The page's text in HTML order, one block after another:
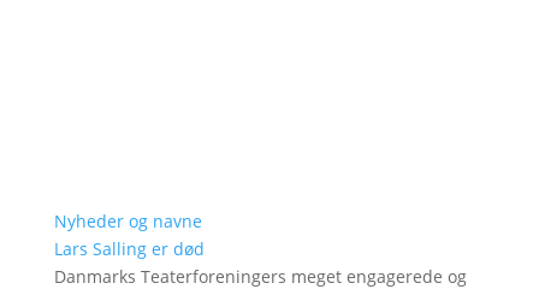
Nyheder og navne
Lars Salling er død
Danmarks Teaterforeningers meget engagerede og